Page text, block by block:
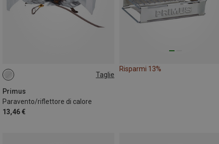
Taglie
Primus
Paravento/riflettore di calore
13,46 €
ONE SIZE
Risparmi 13%